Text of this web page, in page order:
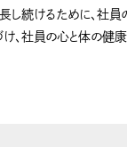
長し続けるために、社
、社員の心と体の健康